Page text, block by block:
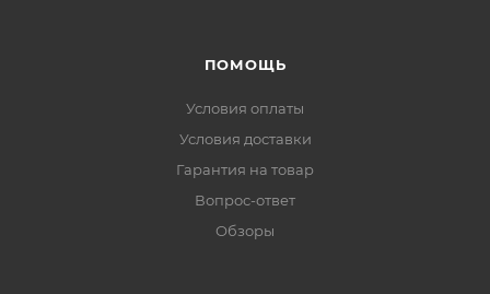
ПОМОЩЬ
Условия оплаты
Условия доставки
Гарантия на товар
Вопрос-ответ
Обзоры